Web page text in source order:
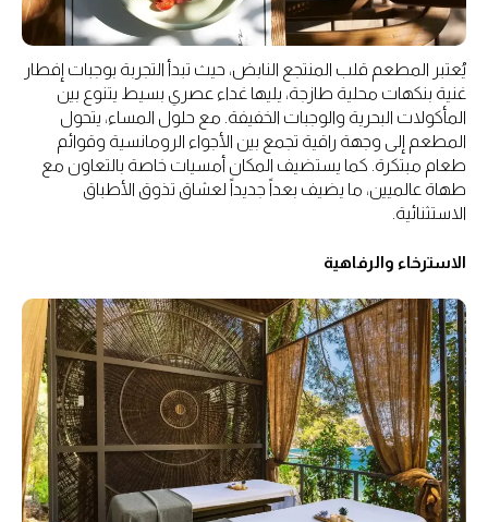
يُعتبر المطعم قلب المنتجع النابض، حيث تبدأ التجربة بوجبات إفطار
غنية بنكهات محلية طازجة، يليها غداء عصري بسيط يتنوع بين
المأكولات البحرية والوجبات الخفيفة. مع حلول المساء، يتحول
المطعم إلى وجهة راقية تجمع بين الأجواء الرومانسية وقوائم
طعام مبتكرة. كما يستضيف المكان أمسيات خاصة بالتعاون مع
طهاة عالميين، ما يضيف بعداً جديداً لعشاق تذوق الأطباق
الاستثنائية.
الاسترخاء والرفاهية